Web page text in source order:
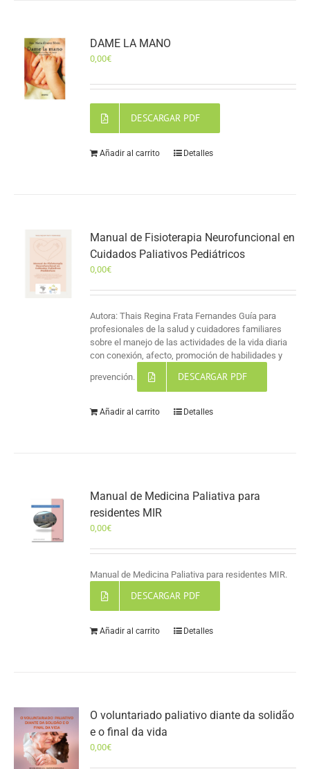
DAME LA MANO
0,00€
DESCARGAR PDF
Añadir al carrito Detalles
Manual de Fisioterapia Neurofuncional en
Cuidados Paliativos Pediátricos
0,00€
Autora: Thais Regina Frata Fernandes Guía para
profesionales de la salud y cuidadores familiares
sobre el manejo de las actividades de la vida diaria
con conexión, afecto, promoción de habilidades y
prevención. DESCARGAR PDF
Añadir al carrito Detalles
Manual de Medicina Paliativa para
residentes MIR
0,00€
Manual de Medicina Paliativa para residentes MIR.
DESCARGAR PDF
Añadir al carrito Detalles
O voluntariado paliativo diante da solidão
e o final da vida
0,00€